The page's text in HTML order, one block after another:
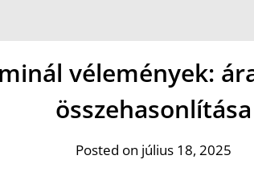
vélemények:
összehasonlítása
Posted on július 18, 2025